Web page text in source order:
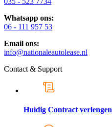
Whatsapp ons:
06 - 111 957 53
Email ons:
info@nationaleautolease.nl
Contact & Support
Huidig Contract verlengen